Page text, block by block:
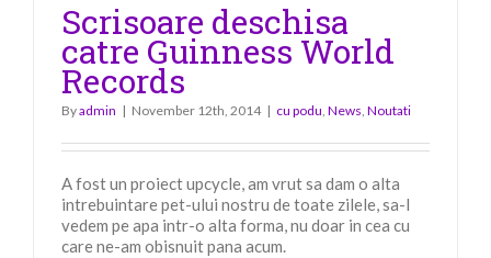
Scrisoare deschisa
catre Guinness World
Records
Byadmin | November 12th, 2014 | cu podu, News, Noutati
A fost un proiect upcycle, am vrut sa dam o alta
intrebuintare pet-ului nostru de toate zilele, sa-l
vedem pe apa intr-o alta forma, nu doar in cea cu
care ne-am obisnuit pana acum.